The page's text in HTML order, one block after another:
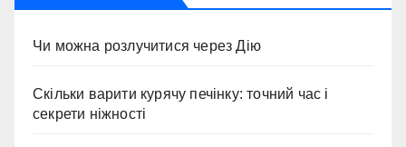
Чи можна розлучитися через Дію
Скільки варити курячу печінку: точний час і
секрети ніжності